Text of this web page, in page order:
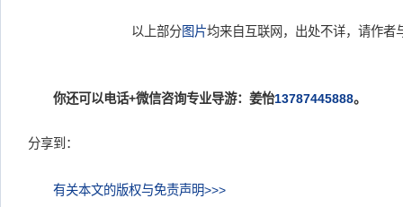
以上部分图片均来自互联网，出处不详，请作者
你还可以电话+微信咨询专业导游：姜怡13787445888。
分享到：
有关本文的版权与免责声明>>>